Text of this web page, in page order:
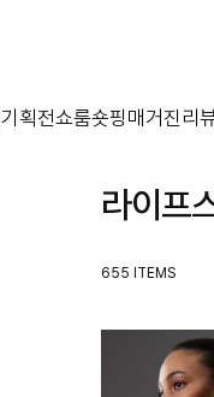
기획전쇼룸숏핑 매거진 리
라이프
655 ITEMS